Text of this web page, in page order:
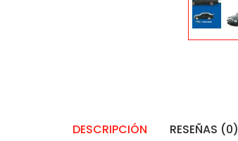
DESCRIPCIÓN RESEÑAS (0)